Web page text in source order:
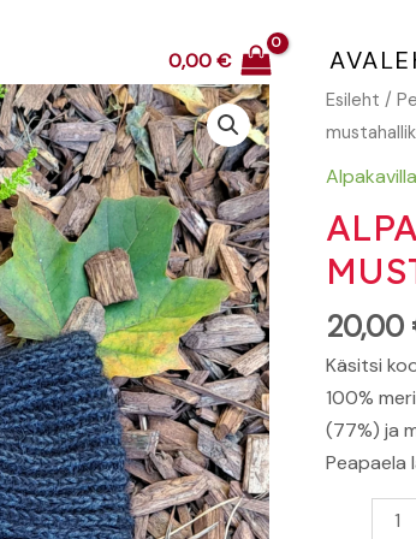
0,00€
Esileht /
20,00
Käsitsi
100%
(77%) ja
Peapaela
peapael